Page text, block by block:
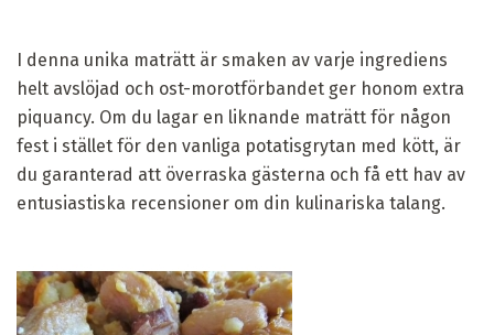
I denna unika maträtt är smaken av varje ingrediens
helt avslöjad och ost-morotförbandet ger honom extra
piquancy. Om du lagar en liknande maträtt för någon
fest i stället för den vanliga potatisgrytan med kött, är
du garanterad att överraska gästerna och få ett hav av
entusiastiska recensioner om din kulinariska talang.